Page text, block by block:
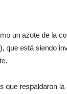
un azote de la
que está siendo
que respaldaron la